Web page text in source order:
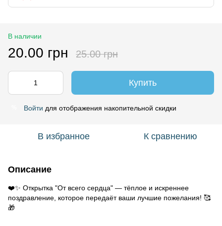
В наличии
20.00 грн 25.00 грн
Купить
Войти для отображения накопительной скидки
В избранное К сравнению
Описание
❤️✨ Открытка "От всего сердца" — тёплое и искреннее
поздравление, которое передаёт ваши лучшие пожелания! 🥰
🎁